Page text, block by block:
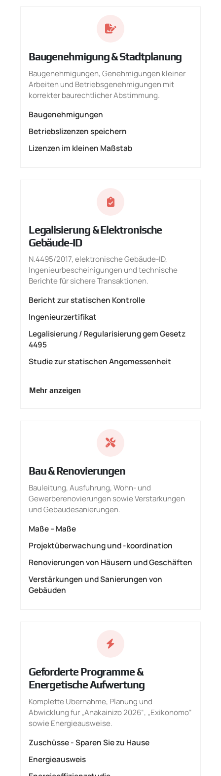
Baugenehmigung & Stadtplanung
Baugenehmigungen, Genehmigungen kleiner
Arbeiten und Betriebsgenehmigungen mit
korrekter baurechtlicher Abstimmung.
Baugenehmigungen
Betriebslizenzen speichern
Lizenzen im kleinen Maßstab
Legalisierung & Elektronische
Gebäude-ID
N.4495/2017, elektronische Gebäude-ID,
Ingenieurbescheinigungen und technische
Berichte für sichere Transaktionen.
Bericht zur statischen Kontrolle
Ingenieurzertifikat
Legalisierung / Regularisierung gem Gesetz
4495
Studie zur statischen Angemessenheit
Mehr anzeigen
Bau & Renovierungen
Bauleitung, Ausfuhrung, Wohn- und
Gewerberenovierungen sowie Verstarkungen
und Gebaudesanierungen.
Maße – Maße
Projektüberwachung und -koordination
Renovierungen von Häusern und Geschäften
Verstärkungen und Sanierungen von
Gebäuden
Geforderte Programme &
Energetische Aufwertung
Komplette Ubernahme, Planung und
Abwicklung fur „Anakainizo 2026“, „Exikonomo“
sowie Energieausweise.
Zuschüsse - Sparen Sie zu Hause
Energieausweis